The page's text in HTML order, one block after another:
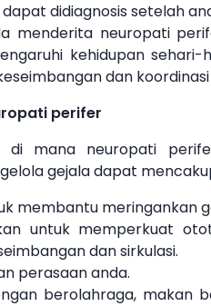
didiagnosis setelah
menderita neuropati
kehidupan
dan
perifer
mana neuropati
gejala dapat
membantu meringankan
untuk memperkuat
dan sirkulasi.
perasaan anda.
berolahraga, makan